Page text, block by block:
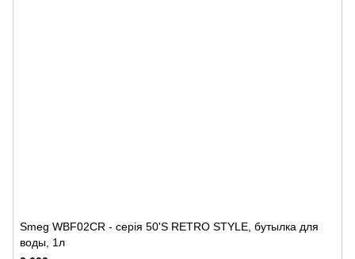
Smeg WBF02CR - серія 50'S RETRO STYLE, бутылка для
воды, 1л